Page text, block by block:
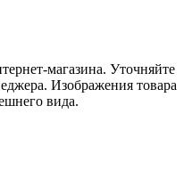
магазина. Уточняйте
Изображения товара
вида.